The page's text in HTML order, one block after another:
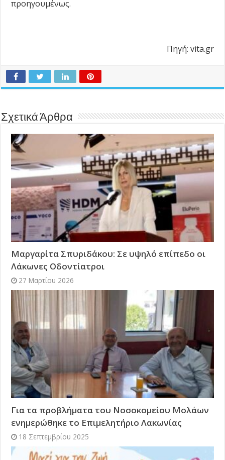
προηγουμένως.
Πηγή: vita.gr
Σχετικά Άρθρα
Μαργαρίτα Σπυριδάκου: Σε υψηλό επίπεδο οι
Λάκωνες Οδοντίατροι
27 Μαρτίου 2026
Για τα προβλήματα του Νοσοκομείου Μολάων
ενημερώθηκε το Επιμελητήριο Λακωνίας
18 Σεπτεμβρίου 2025